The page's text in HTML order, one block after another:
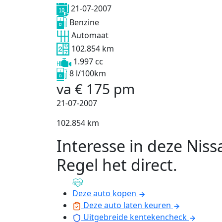
21-07-2007
Benzine
Automaat
102.854 km
1.997 cc
8 l/100km
va € 175 pm
21-07-2007
102.854 km
Interesse in deze
Regel het direct.
Deze auto kopen
Deze auto laten keuren
Uitgebreide kentekencheck